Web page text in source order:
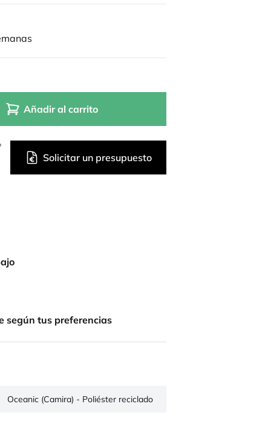
Añadir al carrito
Solicitar un presupuesto
según tus preferencias
Oceanic (Camira) - Poliéster reciclado